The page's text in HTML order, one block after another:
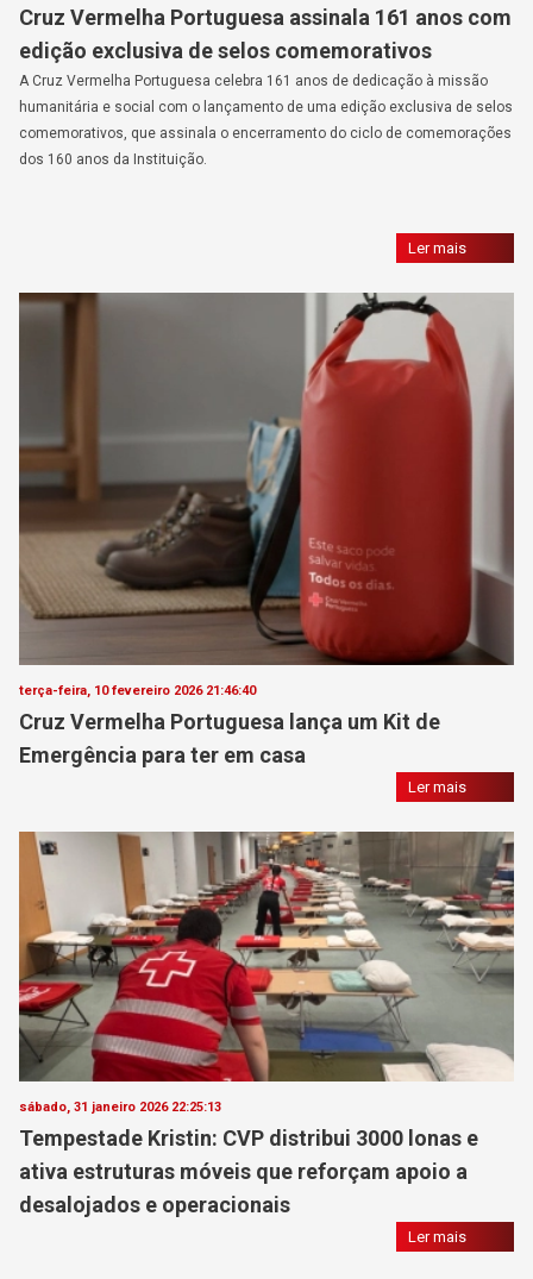
Cruz Vermelha Portuguesa assinala 161 anos com
edição exclusiva de selos comemorativos
A Cruz Vermelha Portuguesa celebra 161 anos de dedicação à missão
humanitária e social com o lançamento de uma edição exclusiva de selos
comemorativos, que assinala o encerramento do ciclo de comemorações
dos 160 anos da Instituição.
Ler mais
terça-feira, 10 fevereiro 2026 21:46:40
Cruz Vermelha Portuguesa lança um Kit de
Emergência para ter em casa
Ler mais
sábado, 31 janeiro 2026 22:25:13
Tempestade Kristin: CVP distribui 3000 lonas e
ativa estruturas móveis que reforçam apoio a
desalojados e operacionais
Ler mais